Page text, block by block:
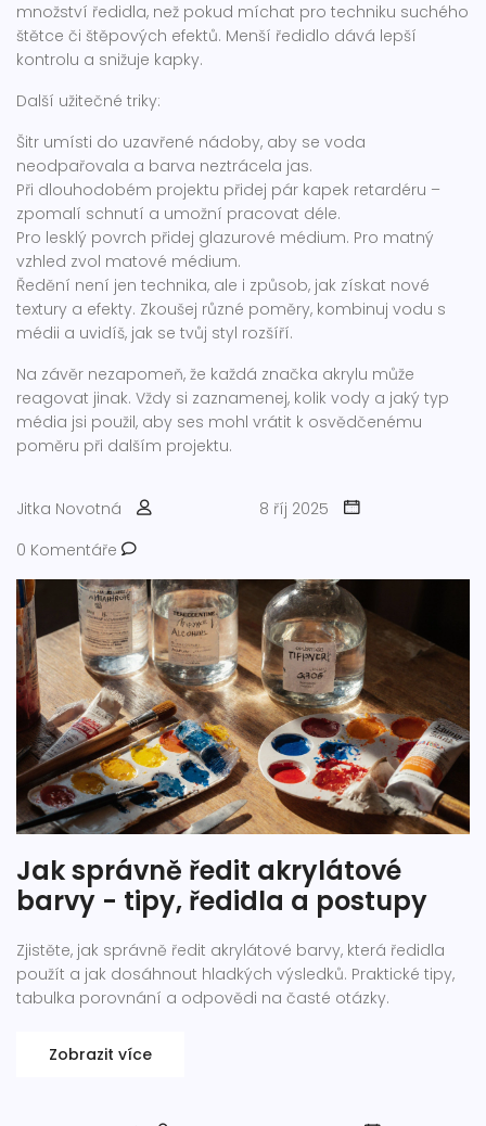
množství ředidla, než pokud míchat pro techniku suchého
štětce či štěpových efektů. Menší ředidlo dává lepší
kontrolu a snižuje kapky.
Další užitečné triky:
Šitr umísti do uzavřené nádoby, aby se voda
neodpařovala a barva neztrácela jas.
Při dlouhodobém projektu přidej pár kapek retardéru –
zpomalí schnutí a umožní pracovat déle.
Pro lesklý povrch přidej glazurové médium. Pro matný
vzhled zvol matové médium.
Ředění není jen technika, ale i způsob, jak získat nové
textury a efekty. Zkoušej různé poměry, kombinuj vodu s
médii a uvidíš, jak se tvůj styl rozšíří.
Na závěr nezapomeň, že každá značka akrylu může
reagovat jinak. Vždy si zaznamenej, kolik vody a jaký typ
média jsi použil, aby ses mohl vrátit k osvědčenému
poměru při dalším projektu.
Jitka Novotná
8 říj 2025
0 Komentáře
Jak správně ředit akrylátové
barvy - tipy, ředidla a postupy
Zjistěte, jak správně ředit akrylátové barvy, která ředidla
použít a jak dosáhnout hladkých výsledků. Praktické tipy,
tabulka porovnání a odpovědi na časté otázky.
Zobrazit více